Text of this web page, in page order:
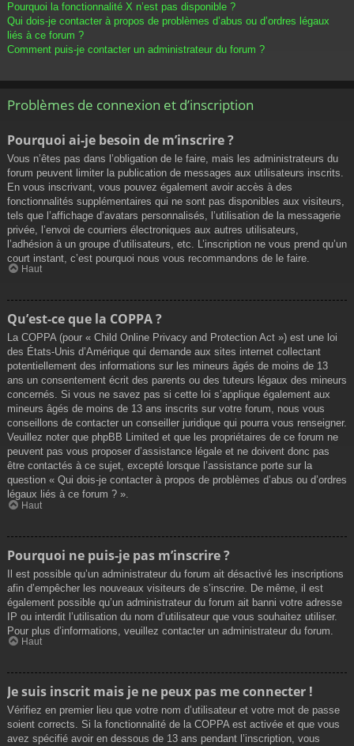
Pourquoi la fonctionnalité X n’est pas disponible ?
Qui dois-je contacter à propos de problèmes d’abus ou d’ordres légaux
liés à ce forum ?
Comment puis-je contacter un administrateur du forum ?
Problèmes de connexion et d’inscription
Pourquoi ai-je besoin de m’inscrire ?
Vous n’êtes pas dans l’obligation de le faire, mais les administrateurs du
forum peuvent limiter la publication de messages aux utilisateurs inscrits.
En vous inscrivant, vous pouvez également avoir accès à des
fonctionnalités supplémentaires qui ne sont pas disponibles aux visiteurs,
tels que l’affichage d’avatars personnalisés, l’utilisation de la messagerie
privée, l’envoi de courriers électroniques aux autres utilisateurs,
l’adhésion à un groupe d’utilisateurs, etc. L’inscription ne vous prend qu’un
court instant, c’est pourquoi nous vous recommandons de le faire.
Haut
Qu’est-ce que la COPPA ?
La COPPA (pour « Child Online Privacy and Protection Act ») est une loi
des États-Unis d’Amérique qui demande aux sites internet collectant
potentiellement des informations sur les mineurs âgés de moins de 13
ans un consentement écrit des parents ou des tuteurs légaux des mineurs
concernés. Si vous ne savez pas si cette loi s’applique également aux
mineurs âgés de moins de 13 ans inscrits sur votre forum, nous vous
conseillons de contacter un conseiller juridique qui pourra vous renseigner.
Veuillez noter que phpBB Limited et que les propriétaires de ce forum ne
peuvent pas vous proposer d’assistance légale et ne doivent donc pas
être contactés à ce sujet, excepté lorsque l’assistance porte sur la
question « Qui dois-je contacter à propos de problèmes d’abus ou d’ordres
légaux liés à ce forum ? ».
Haut
Pourquoi ne puis-je pas m’inscrire ?
Il est possible qu’un administrateur du forum ait désactivé les inscriptions
afin d’empêcher les nouveaux visiteurs de s’inscrire. De même, il est
également possible qu’un administrateur du forum ait banni votre adresse
IP ou interdit l’utilisation du nom d’utilisateur que vous souhaitez utiliser.
Pour plus d’informations, veuillez contacter un administrateur du forum.
Haut
Je suis inscrit mais je ne peux pas me connecter !
Vérifiez en premier lieu que votre nom d’utilisateur et votre mot de passe
soient corrects. Si la fonctionnalité de la COPPA est activée et que vous
avez spécifié avoir en dessous de 13 ans pendant l’inscription, vous